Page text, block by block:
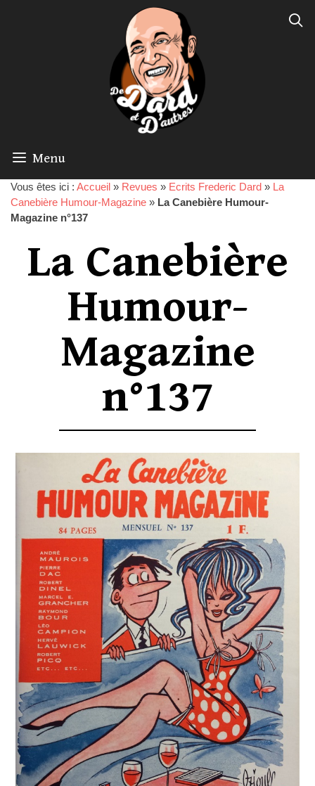
Menu
Vous êtes ici : Accueil » Revues » Ecrits Frederic Dard » La
Canebière Humour-Magazine » La Canebière Humour-
Magazine n°137
La Canebière
Humour-
Magazine
n°137